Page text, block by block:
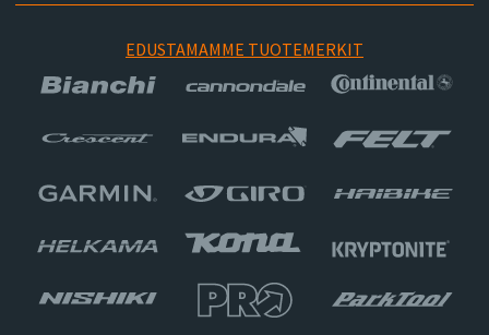
EDUSTAMAMME TUOTEMERKIT